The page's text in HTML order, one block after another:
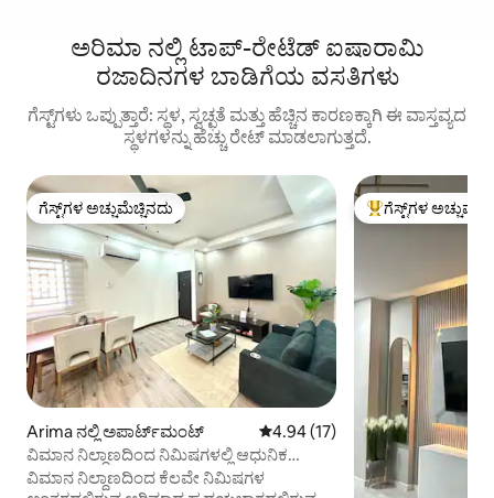
ಅರಿಮಾ ನಲ್ಲಿ ಟಾಪ್-ರೇಟೆಡ್ ಐಷಾರಾಮಿ
ರಜಾದಿನಗಳ ಬಾಡಿಗೆಯ ವಸತಿಗಳು
ಗೆಸ್ಟ್‌ಗಳು ಒಪ್ಪುತ್ತಾರೆ: ಸ್ಥಳ, ಸ್ವಚ್ಛತೆ ಮತ್ತು ಹೆಚ್ಚಿನ ಕಾರಣಕ್ಕಾಗಿ ಈ ವಾಸ್ತವ್ಯದ
ಸ್ಥಳಗಳನ್ನು ಹೆಚ್ಚು ರೇಟ್ ಮಾಡಲಾಗುತ್ತದೆ.
ಗೆಸ್ಟ್‌ಗಳ ಅಚ್ಚುಮೆಚ್ಚಿನದು
ಗೆಸ್ಟ್‌ಗಳ ಅಚ್ಚುಮೆಚ್ಚಿನದು
Arima ನಲ್ಲಿ ಅಪಾರ್ಟ್‌ಮಂಟ್ 5 ರಲ್ಲಿ 4.94 ಸರಾಸರಿ ರೇಟಿಂಗ್, 17
4.94 (17)
ವಿಮಾನ ನಿಲ್ದಾಣದಿಂದ ನಿಮಿಷಗಳಲ್ಲಿ ಆಧುನಿಕ
ಐಷಾರಾಮಿ ಕೆರಿಬಿಯನ್ ರಿಟ್ರೀಟ್
ವಿಮಾನ ನಿಲ್ದಾಣದಿಂದ ಕೆಲವೇ ನಿಮಿಷಗಳ
ಗೆಸ್ಟ್‌ಗಳಿಗೆ ಅತಿ ಹೆಚ್ಚು
ಗೆಸ್ಟ್‌ಗಳ